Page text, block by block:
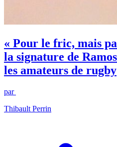
« Pour le fric, mais
la signature de
les amateurs de rugby
par
Thibault Perrin